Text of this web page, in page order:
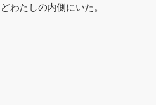
わたしの内側にいた。